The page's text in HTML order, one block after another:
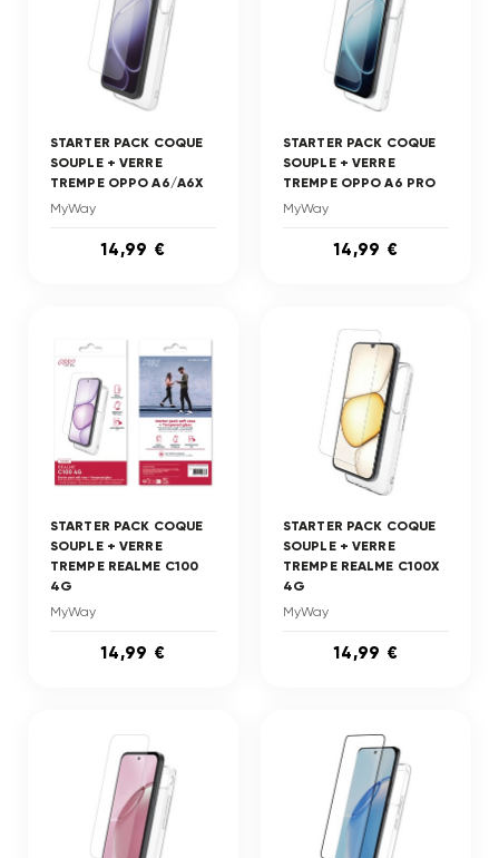
STARTER PACK COQUE
SOUPLE + VERRE
TREMPE OPPO A6/A6X
MyWay
14,99 €
STARTER PACK COQUE
SOUPLE + VERRE
TREMPE OPPO A6 PRO
MyWay
14,99 €
STARTER PACK COQUE
SOUPLE + VERRE
TREMPE REALME C100
4G
MyWay
14,99 €
STARTER PACK COQUE
SOUPLE + VERRE
TREMPE REALME C100X
4G
MyWay
14,99 €